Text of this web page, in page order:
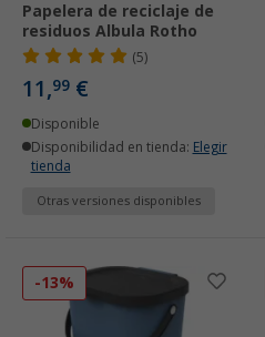
Papelera de reciclaje de
residuos Albula Rotho
(5)
11,99 €
Disponible
Disponibilidad en tienda: Elegir
tienda
Otras versiones disponibles
-13%